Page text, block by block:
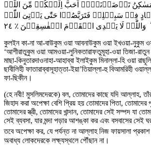
تَرۡضَوۡنَہَاۤ اَحَبَّ اِلَیۡکُمۡ مِّنَ اللّٰہِ
فِیۡ سَبِیۡلِہٖ فَتَرَبَّصُوۡا حَتّٰی یَاۡتِیَ اللّٰہُ
وَاللّٰہُ لَا یَہۡدِی الۡقَوۡمَ الۡفٰسِقِیۡنَ ٪ ٢٤
কুলইন কা-না আ-বাউকুম ওয়া আবনাউকুম ওয়া ইখওয়া-নুকুম
‘আশীরাতুকুম ওয়া আমওয়া-লুনিকতারাফতুমূহা-ওয়া তিজা-রাতুন
মাছা-কিনুতারদাওনাহা-আহাব্বা ইলাইকুম মিনাল্লা-হি ওয়া
ছাবীলিহী ফাতারাব্বাসূহাত্তা-ইয়া’তিয়াল্লা-হু বিআমরিহী
ফা-ছিকীন।
(হে নবী! মুসলিমদেরকে) বল, তোমাদের কাছে যদি আল্লাহ,
জিহাদ করা অপেক্ষা বেশি প্রিয় হয় তোমাদের পিতা,
তোমাদের স্ত্রী, তোমাদের খান্দান, তোমাদের সেই সম্পদ যা
সেই ব্যবসা, যার মন্দা পড়ার আশঙ্কা কর এবং বসবাসের সেই
তবে অপেক্ষা কর, যে পর্যন্ত না আল্লাহ নিজ ফায়সালা
অবাধ্য লোকদেরকে লক্ষ্যস্থলে পৌঁছান না।